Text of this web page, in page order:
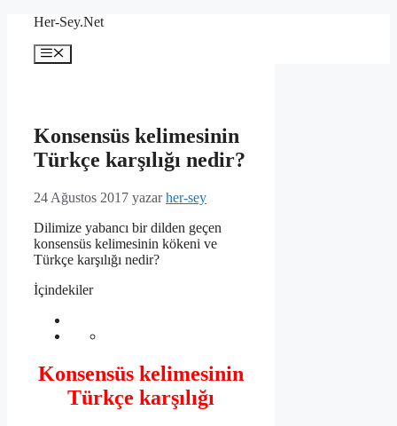
İçeriğeHer-Sey.Net
Menü
Konsensüs kelimesinin
Türkçe karşılığı nedir?
24 Ağustos 2017 yazarher-sey
Dilimize yabancı bir dilden geçen
konsensüs kelimesinin kökeni ve
Türkçe karşılığı nedir?
İçindekiler
Konsensüs kelimesinin
Türkçe karşılığı